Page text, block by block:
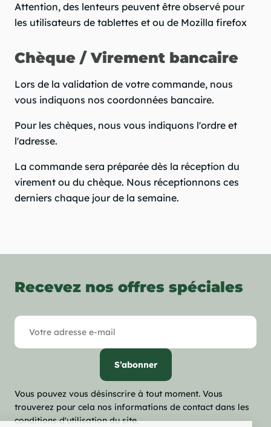
chevron_right
chevron_right
chevron_right
question_mark
Attention, des lenteurs peuvent être observé pour
les utilisateurs de tablettes et ou de Mozilla firefox
Chèque / Virement bancaire
Lors de la validation de votre commande, nous
vous indiquons nos coordonnées bancaire.
Pour les chèques, nous vous indiquons l'ordre et
l'adresse.
La commande sera préparée dès la réception du
virement ou du chèque. Nous réceptionnons ces
derniers chaque jour de la semaine.
Recevez nos offres spéciales
Vous pouvez vous désinscrire à tout moment. Vous
trouverez pour cela nos informations de contact dans les
conditions d'utilisation du site.